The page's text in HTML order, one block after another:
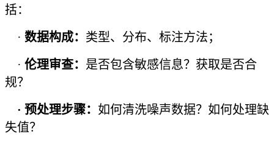
括：
· 数据构成： 类型、分布、标注方法；
· 伦理审查： 是否包含敏感信息？获取是否合
规？
· 预处理步骤： 如何清洗噪声数据？如何处理缺
失值？